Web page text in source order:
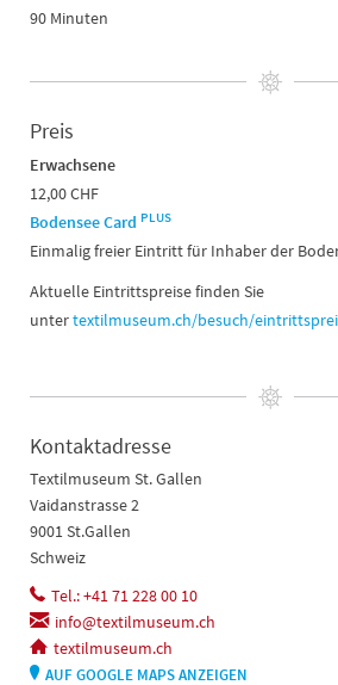
90 Minuten
Preis
Erwachsene
12,00 CHF
Bodensee Card PLUS
Einmalig freier Eintritt für Inhaber der
Aktuelle Eintrittspreise finden Sie
untertextilmuseum.ch/besuch/
Kontaktadresse
Textilmuseum St. Gallen
Vaidanstrasse 2
9001 St.Gallen
Schweiz
Tel.: +41 71 228 00 10
info@textilmuseum.ch
textilmuseum.ch
AUF GOOGLE MAPS ANZEIGEN